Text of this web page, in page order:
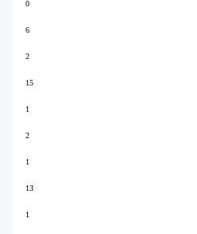
0
6
2
15
1
2
1
13
1